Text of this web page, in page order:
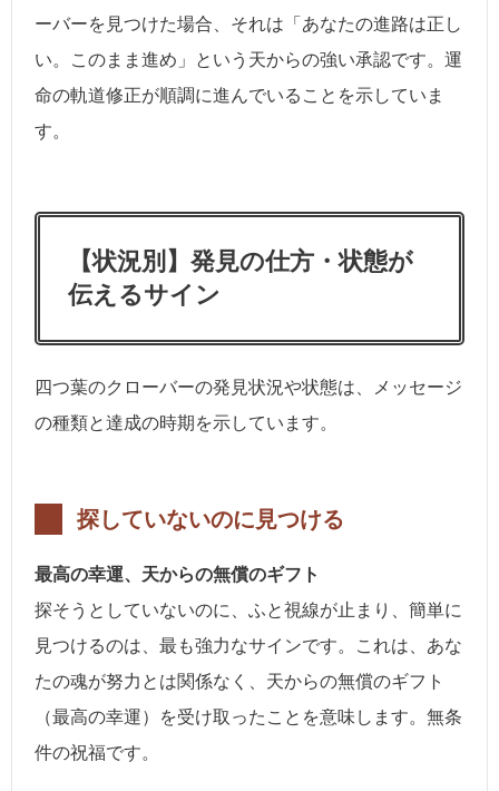
ーバーを見つけた場合、それは「あなたの進路は正し
い。このまま進め」という天からの強い承認です。運
命の軌道修正が順調に進んでいることを示していま
す。
【状況別】発見の仕方・状態が
伝えるサイン
四つ葉のクローバーの発見状況や状態は、メッセージ
の種類と達成の時期を示しています。
探していないのに見つける
最高の幸運、天からの無償のギフト
探そうとしていないのに、ふと視線が止まり、簡単に
見つけるのは、最も強力なサインです。これは、あな
たの魂が努力とは関係なく、天からの無償のギフト
（最高の幸運）を受け取ったことを意味します。無条
件の祝福です。